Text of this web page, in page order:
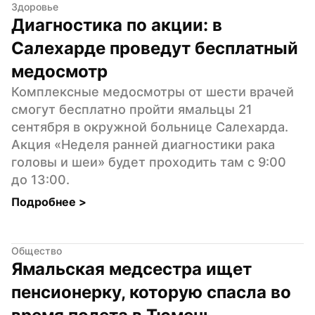
Здоровье
Диагностика по акции: в
Салехарде проведут бесплатный
медосмотр
Комплексные медосмотры от шести врачей
смогут бесплатно пройти ямальцы 21
сентября в окружной больнице Салехарда.
Акция «Неделя ранней диагностики рака
головы и шеи» будет проходить там с 9:00
до 13:00.
Подробнее >
Общество
Ямальская медсестра ищет
пенсионерку, которую спасла во